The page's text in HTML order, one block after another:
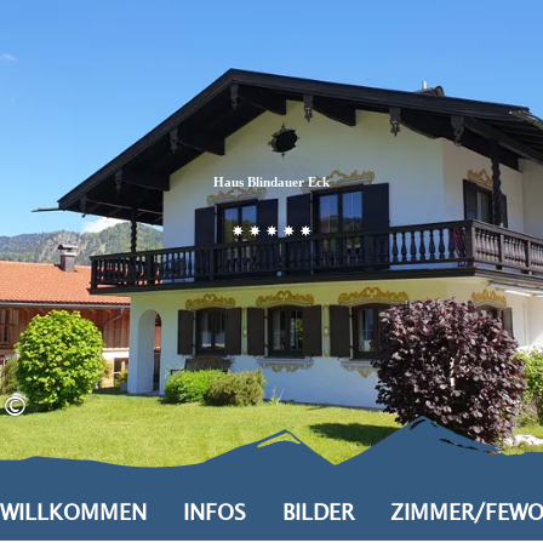
©
Haus Blindauer Eck
WILLKOMMEN INFOS BILDER ZIMMER/FEWO